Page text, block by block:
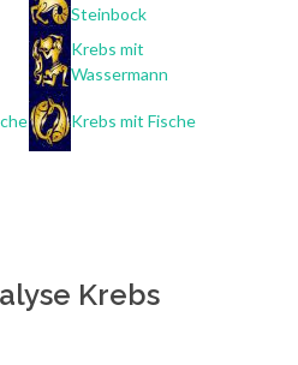
Steinbock
Krebs mit
Wassermann
Krebs mit Fische
Krebs